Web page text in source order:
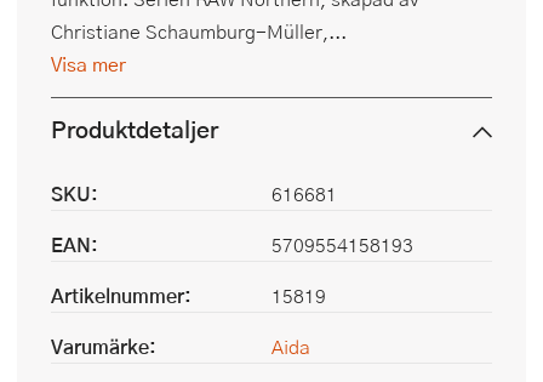
Christiane Schaumburg-Müller,...
Visa mer
Produktdetaljer
SKU:
616681
EAN:
5709554158193
Artikelnummer:
15819
Varumärke:
Aida